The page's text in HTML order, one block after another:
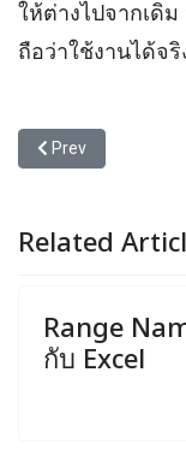
ให้ต่างไปจากเดิ
ถือว่าใช้งานได้จริ
Previous article: VB
Prev
Related
Range
กับ Excel